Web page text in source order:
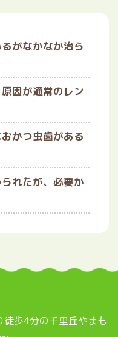
がなかなか治ら
因が通常のレン
かつ虫歯がある
れたが、必要か
歩4分の千里丘やまも